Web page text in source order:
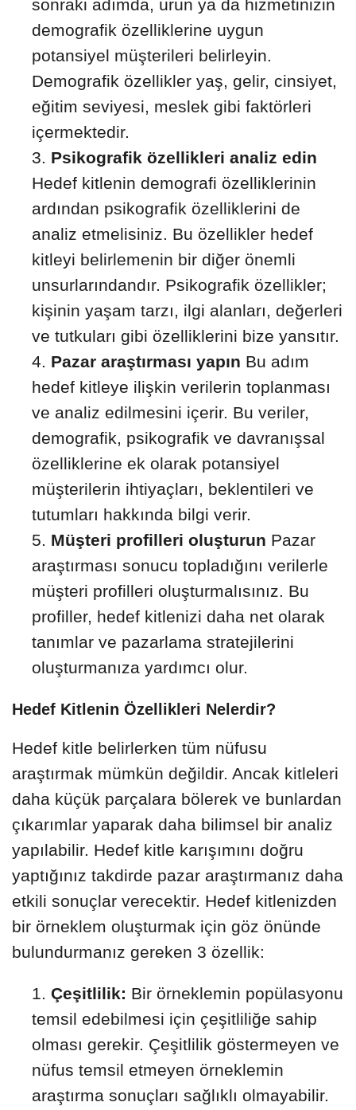
sonraki adımda, ürün ya da hizmetinizin
demografik özelliklerine uygun
potansiyel müşterileri belirleyin.
Demografik özellikler yaş, gelir, cinsiyet,
eğitim seviyesi, meslek gibi faktörleri
içermektedir.
Psikografik özellikleri analiz edin
Hedef kitlenin demografi özelliklerinin
ardından psikografik özelliklerini de
analiz etmelisiniz. Bu özellikler hedef
kitleyi belirlemenin bir diğer önemli
unsurlarındandır. Psikografik özellikler;
kişinin yaşam tarzı, ilgi alanları, değerleri
ve tutkuları gibi özelliklerini bize yansıtır.
Pazar araştırması yapın Bu adım
hedef kitleye ilişkin verilerin toplanması
ve analiz edilmesini içerir. Bu veriler,
demografik, psikografik ve davranışsal
özelliklerine ek olarak potansiyel
müşterilerin ihtiyaçları, beklentileri ve
tutumları hakkında bilgi verir.
Müşteri profilleri oluşturun Pazar
araştırması sonucu topladığını verilerle
müşteri profilleri oluşturmalısınız. Bu
profiller, hedef kitlenizi daha net olarak
tanımlar ve pazarlama stratejilerini
oluşturmanıza yardımcı olur.
Hedef Kitlenin Özellikleri Nelerdir?
Hedef kitle belirlerken tüm nüfusu
araştırmak mümkün değildir. Ancak kitleleri
daha küçük parçalara bölerek ve bunlardan
çıkarımlar yaparak daha bilimsel bir analiz
yapılabilir. Hedef kitle karışımını doğru
yaptığınız takdirde pazar araştırmanız daha
etkili sonuçlar verecektir. Hedef kitlenizden
bir örneklem oluşturmak için göz önünde
bulundurmanız gereken 3 özellik:
Çeşitlilik: Bir örneklemin popülasyonu
temsil edebilmesi için çeşitliliğe sahip
olması gerekir. Çeşitlilik göstermeyen ve
nüfus temsil etmeyen örneklemin
araştırma sonuçları sağlıklı olmayabilir.